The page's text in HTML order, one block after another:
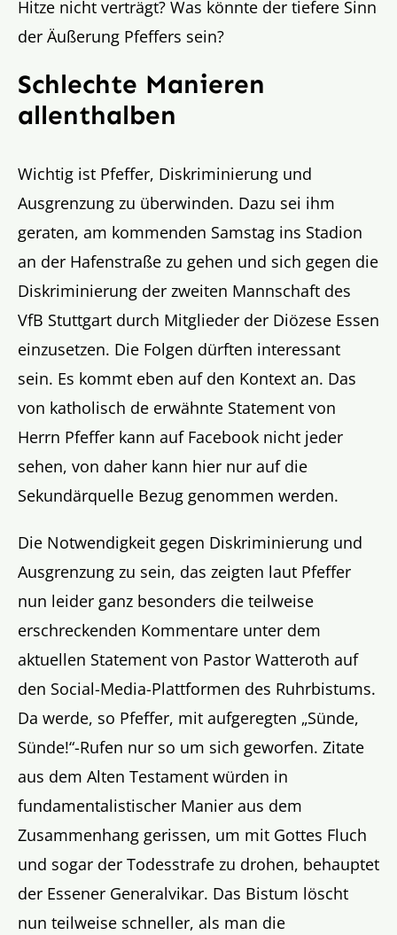
Hitze nicht verträgt? Was könnte der tiefere Sinn
der Äußerung Pfeffers sein?
Schlechte Manieren
allenthalben
Wichtig ist Pfeffer, Diskriminierung und
Ausgrenzung zu überwinden. Dazu sei ihm
geraten, am kommenden Samstag ins Stadion
an der Hafenstraße zu gehen und sich gegen die
Diskriminierung der zweiten Mannschaft des
VfB Stuttgart durch Mitglieder der Diözese Essen
einzusetzen. Die Folgen dürften interessant
sein. Es kommt eben auf den Kontext an. Das
von katholisch de erwähnte Statement von
Herrn Pfeffer kann auf Facebook nicht jeder
sehen, von daher kann hier nur auf die
Sekundärquelle Bezug genommen werden.
Die Notwendigkeit gegen Diskriminierung und
Ausgrenzung zu sein, das zeigten laut Pfeffer
nun leider ganz besonders die teilweise
erschreckenden Kommentare unter dem
aktuellen Statement von Pastor Watteroth auf
den Social-Media-Plattformen des Ruhrbistums.
Da werde, so Pfeffer, mit aufgeregten „Sünde,
Sünde!“-Rufen nur so um sich geworfen. Zitate
aus dem Alten Testament würden in
fundamentalistischer Manier aus dem
Zusammenhang gerissen, um mit Gottes Fluch
und sogar der Todesstrafe zu drohen, behauptet
der Essener Generalvikar. Das Bistum löscht
nun teilweise schneller, als man die